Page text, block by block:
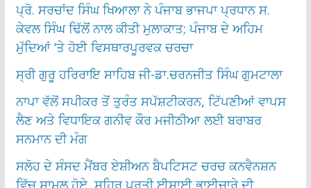
ਪ੍ਰੋ. ਸਰਚਾਂਦ ਸਿੰਘ ਖਿਆਲਾ ਨੇ ਪੰਜਾਬ ਭਾਜਪਾ ਪ੍ਰਧਾਨ ਸ.
ਕੇਵਲ ਸਿੰਘ ਢਿੱਲੋਂ ਨਾਲ ਕੀਤੀ ਮੁਲਾਕਾਤ; ਪੰਜਾਬ ਦੇ ਅਹਿਮ
ਮੁੱਦਿਆਂ ‘ਤੇ ਹੋਈ ਵਿਸਥਾਰਪੂਰਵਕ ਚਰਚਾ
ਸ੍ਰੀ ਗੁਰੂ ਹਰਿਰਾਇ ਸਾਹਿਬ ਜੀ-ਡਾ.ਚਰਨਜੀਤ ਸਿੰਘ ਗੁਮਟਾਲਾ
ਨਾਪਾ ਵੱਲੋਂ ਸਪੀਕਰ ਤੋਂ ਤੁਰੰਤ ਸਪੱਸ਼ਟੀਕਰਨ, ਟਿੱਪਣੀਆਂ ਵਾਪਸ
ਲੈਣ ਅਤੇ ਵਿਧਾਇਕ ਗਨੀਵ ਕੌਰ ਮਜੀਠੀਆ ਲਈ ਬਰਾਬਰ
ਸਨਮਾਨ ਦੀ ਮੰਗ
ਸਲੋਹ ਦੇ ਸੰਸਦ ਮੈਂਬਰ ਏਸ਼ੀਅਨ ਬੈਪਟਿਸਟ ਚਰਚ ਕਨਵੈਨਸ਼ਨ
ਵਿੱਚ ਸ਼ਾਮਲ ਹੋਏ, ਸ਼ਹਿਰ ਪ੍ਰਤੀ ਈਸਾਈ ਭਾਈਚਾਰੇ ਦੀ